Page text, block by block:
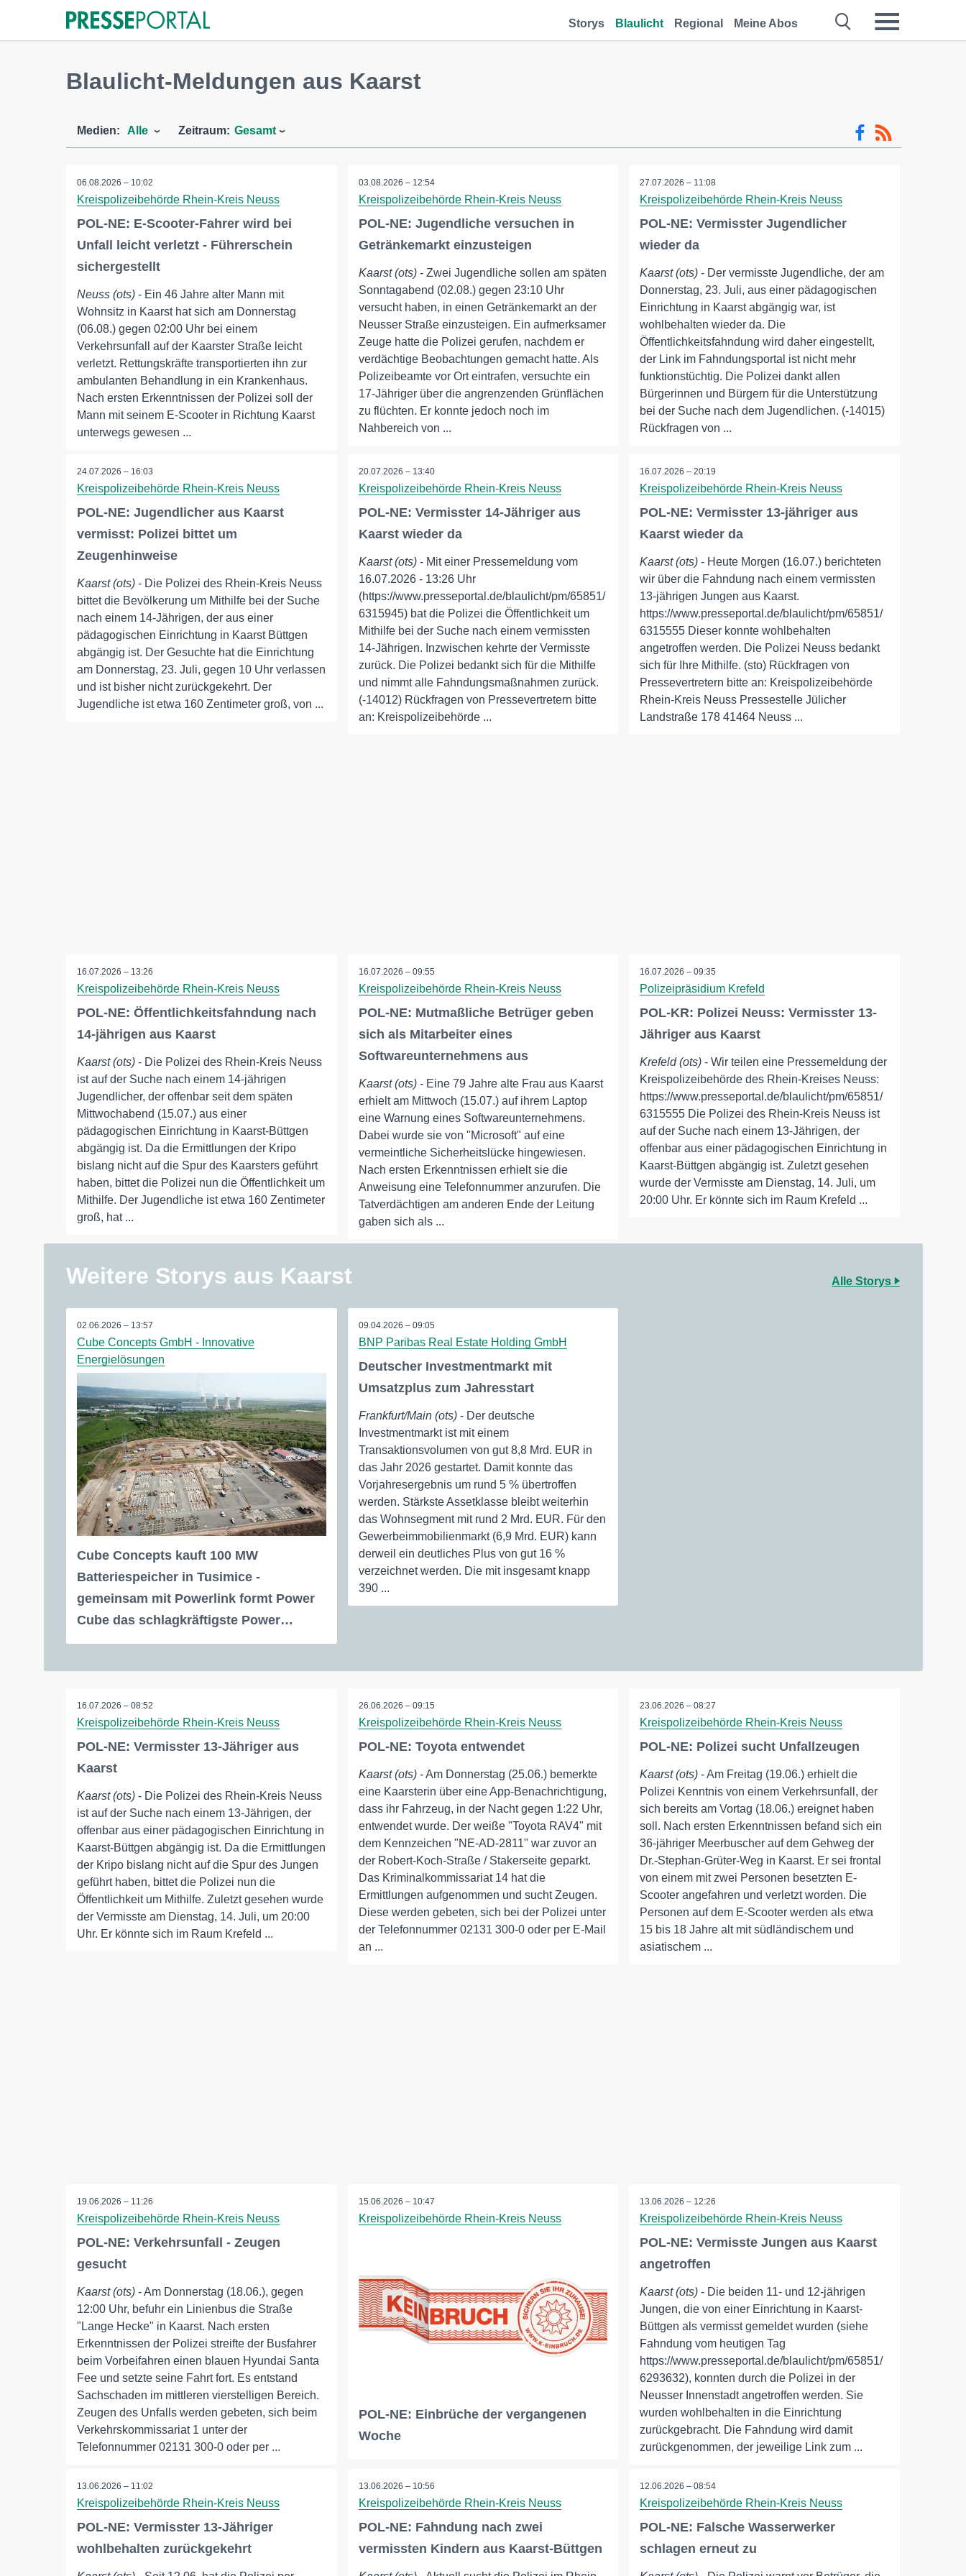
Storys Blaulicht Regional Meine Abos
Blaulicht-Meldungen aus Kaarst
Medien: Alle Zeitraum: Gesamt
06.08.2026 – 10:02
Kreispolizeibehörde Rhein-Kreis Neuss
POL-NE: E-Scooter-Fahrer wird bei
Unfall leicht verletzt - Führerschein
sichergestellt
Neuss (ots) - Ein 46 Jahre alter Mann mit
Wohnsitz in Kaarst hat sich am Donnerstag
(06.08.) gegen 02:00 Uhr bei einem
Verkehrsunfall auf der Kaarster Straße leicht
verletzt. Rettungskräfte transportierten ihn zur
ambulanten Behandlung in ein Krankenhaus.
Nach ersten Erkenntnissen der Polizei soll der
Mann mit seinem E-Scooter in Richtung Kaarst
unterwegs gewesen ...
03.08.2026 – 12:54
Kreispolizeibehörde Rhein-Kreis Neuss
POL-NE: Jugendliche versuchen in
Getränkemarkt einzusteigen
Kaarst (ots)- Zwei Jugendliche sollen am späten
Sonntagabend (02.08.) gegen 23:10 Uhr
versucht haben, in einen Getränkemarkt an der
Neusser Straße einzusteigen. Ein aufmerksamer
Zeuge hatte die Polizei gerufen, nachdem er
verdächtige Beobachtungen gemacht hatte. Als
Polizeibeamte vor Ort eintrafen, versuchte ein
17-Jähriger über die angrenzenden Grünflächen
zu flüchten. Er konnte jedoch noch im
Nahbereich von ...
27.07.2026 – 11:08
Kreispolizeibehörde Rhein-Kreis Neuss
POL-NE: Vermisster Jugendlicher
wieder da
Kaarst (ots) - Der vermisste Jugendliche, der am
Donnerstag, 23. Juli, aus einer pädagogischen
Einrichtung in Kaarst abgängig war, ist
wohlbehalten wieder da. Die
Öffentlichkeitsfahndung wird daher eingestellt,
der Link im Fahndungsportal ist nicht mehr
funktionstüchtig. Die Polizei dankt allen
Bürgerinnen und Bürgern für die Unterstützung
bei der Suche nach dem Jugendlichen. (-14015)
Rückfragen von ...
24.07.2026 – 16:03
Kreispolizeibehörde Rhein-Kreis Neuss
POL-NE: Jugendlicher aus Kaarst
vermisst: Polizei bittet um
Zeugenhinweise
Kaarst (ots) - Die Polizei des Rhein-Kreis Neuss
bittet die Bevölkerung um Mithilfe bei der Suche
nach einem 14-Jährigen, der aus einer
pädagogischen Einrichtung in Kaarst Büttgen
abgängig ist. Der Gesuchte hat die Einrichtung
am Donnerstag, 23. Juli, gegen 10 Uhr verlassen
und ist bisher nicht zurückgekehrt. Der
Jugendliche ist etwa 160 Zentimeter groß, von ...
20.07.2026 – 13:40
Kreispolizeibehörde Rhein-Kreis Neuss
POL-NE: Vermisster 14-Jähriger aus
Kaarst wieder da
Kaarst (ots)- Mit einer Pressemeldung vom
16.07.2026 - 13:26 Uhr
(https://www.presseportal.de/blaulicht/pm/65851/
6315945) bat die Polizei die Öffentlichkeit um
Mithilfe bei der Suche nach einem vermissten
14-Jährigen. Inzwischen kehrte der Vermisste
zurück. Die Polizei bedankt sich für die Mithilfe
und nimmt alle Fahndungsmaßnahmen zurück.
(-14012) Rückfragen von Pressevertretern bitte
an: Kreispolizeibehörde ...
16.07.2026 – 20:19
Kreispolizeibehörde Rhein-Kreis Neuss
POL-NE: Vermisster 13-jähriger aus
Kaarst wieder da
Kaarst (ots) - Heute Morgen (16.07.) berichteten
wir über die Fahndung nach einem vermissten
13-jährigen Jungen aus Kaarst.
https://www.presseportal.de/blaulicht/pm/65851/
6315555 Dieser konnte wohlbehalten
angetroffen werden. Die Polizei Neuss bedankt
sich für Ihre Mithilfe. (sto) Rückfragen von
Pressevertretern bitte an: Kreispolizeibehörde
Rhein-Kreis Neuss Pressestelle Jülicher
Landstraße 178 41464 Neuss ...
16.07.2026 – 13:26
Kreispolizeibehörde Rhein-Kreis Neuss
POL-NE: Öffentlichkeitsfahndung nach
14-jährigen aus Kaarst
Kaarst (ots) - Die Polizei des Rhein-Kreis Neuss
ist auf der Suche nach einem 14-jährigen
Jugendlicher, der offenbar seit dem späten
Mittwochabend (15.07.) aus einer
pädagogischen Einrichtung in Kaarst-Büttgen
abgängig ist. Da die Ermittlungen der Kripo
bislang nicht auf die Spur des Kaarsters geführt
haben, bittet die Polizei nun die Öffentlichkeit um
Mithilfe. Der Jugendliche ist etwa 160 Zentimeter
groß, hat ...
16.07.2026 – 09:55
Kreispolizeibehörde Rhein-Kreis Neuss
POL-NE: Mutmaßliche Betrüger geben
sich als Mitarbeiter eines
Softwareunternehmens aus
Kaarst (ots)- Eine 79 Jahre alte Frau aus Kaarst
erhielt am Mittwoch (15.07.) auf ihrem Laptop
eine Warnung eines Softwareunternehmens.
Dabei wurde sie von "Microsoft" auf eine
vermeintliche Sicherheitslücke hingewiesen.
Nach ersten Erkenntnissen erhielt sie die
Anweisung eine Telefonnummer anzurufen. Die
Tatverdächtigen am anderen Ende der Leitung
gaben sich als ...
16.07.2026 – 09:35
Polizeipräsidium Krefeld
POL-KR: Polizei Neuss: Vermisster 13-
Jähriger aus Kaarst
Krefeld (ots) - Wir teilen eine Pressemeldung der
Kreispolizeibehörde des Rhein-Kreises Neuss:
https://www.presseportal.de/blaulicht/pm/65851/
6315555 Die Polizei des Rhein-Kreis Neuss ist
auf der Suche nach einem 13-Jährigen, der
offenbar aus einer pädagogischen Einrichtung in
Kaarst-Büttgen abgängig ist. Zuletzt gesehen
wurde der Vermisste am Dienstag, 14. Juli, um
20:00 Uhr. Er könnte sich im Raum Krefeld ...
Weitere Storys aus Kaarst Alle Storys
02.06.2026 – 13:57
Cube Concepts GmbH - Innovative
Energielösungen
Cube Concepts kauft 100 MW
Batteriespeicher in Tusimice -
gemeinsam mit Powerlink formt Power
Cube das schlagkräftigste Power…
09.04.2026 – 09:05
BNP Paribas Real Estate Holding GmbH
Deutscher Investmentmarkt mit
Umsatzplus zum Jahresstart
Frankfurt/Main (ots)- Der deutsche
Investmentmarkt ist mit einem
Transaktionsvolumen von gut 8,8 Mrd. EUR in
das Jahr 2026 gestartet. Damit konnte das
Vorjahresergebnis um rund 5 % übertroffen
werden. Stärkste Assetklasse bleibt weiterhin
das Wohnsegment mit rund 2 Mrd. EUR. Für den
Gewerbeimmobilienmarkt (6,9 Mrd. EUR) kann
derweil ein deutliches Plus von gut 16 %
verzeichnet werden. Die mit insgesamt knapp
390 ...
16.07.2026 – 08:52
Kreispolizeibehörde Rhein-Kreis Neuss
POL-NE: Vermisster 13-Jähriger aus
Kaarst
Kaarst (ots) - Die Polizei des Rhein-Kreis Neuss
ist auf der Suche nach einem 13-Jährigen, der
offenbar aus einer pädagogischen Einrichtung in
Kaarst-Büttgen abgängig ist. Da die Ermittlungen
der Kripo bislang nicht auf die Spur des Jungen
geführt haben, bittet die Polizei nun die
Öffentlichkeit um Mithilfe. Zuletzt gesehen wurde
der Vermisste am Dienstag, 14. Juli, um 20:00
Uhr. Er könnte sich im Raum Krefeld ...
26.06.2026 – 09:15
Kreispolizeibehörde Rhein-Kreis Neuss
POL-NE: Toyota entwendet
Kaarst (ots)- Am Donnerstag (25.06.) bemerkte
eine Kaarsterin über eine App-Benachrichtigung,
dass ihr Fahrzeug, in der Nacht gegen 1:22 Uhr,
entwendet wurde. Der weiße "Toyota RAV4" mit
dem Kennzeichen "NE-AD-2811" war zuvor an
der Robert-Koch-Straße / Stakerseite geparkt.
Das Kriminalkommissariat 14 hat die
Ermittlungen aufgenommen und sucht Zeugen.
Diese werden gebeten, sich bei der Polizei unter
der Telefonnummer 02131 300-0 oder per E-Mail
an ...
23.06.2026 – 08:27
Kreispolizeibehörde Rhein-Kreis Neuss
POL-NE: Polizei sucht Unfallzeugen
Kaarst (ots) - Am Freitag (19.06.) erhielt die
Polizei Kenntnis von einem Verkehrsunfall, der
sich bereits am Vortag (18.06.) ereignet haben
soll. Nach ersten Erkenntnissen befand sich ein
36-jähriger Meerbuscher auf dem Gehweg der
Dr.-Stephan-Grüter-Weg in Kaarst. Er sei frontal
von einem mit zwei Personen besetzten E-
Scooter angefahren und verletzt worden. Die
Personen auf dem E-Scooter werden als etwa
15 bis 18 Jahre alt mit südländischem und
asiatischem ...
19.06.2026 – 11:26
Kreispolizeibehörde Rhein-Kreis Neuss
POL-NE: Verkehrsunfall - Zeugen
gesucht
Kaarst (ots) - Am Donnerstag (18.06.), gegen
12:00 Uhr, befuhr ein Linienbus die Straße
"Lange Hecke" in Kaarst. Nach ersten
Erkenntnissen der Polizei streifte der Busfahrer
beim Vorbeifahren einen blauen Hyundai Santa
Fee und setzte seine Fahrt fort. Es entstand
Sachschaden im mittleren vierstelligen Bereich.
Zeugen des Unfalls werden gebeten, sich beim
Verkehrskommissariat 1 unter der
Telefonnummer 02131 300-0 oder per ...
15.06.2026 – 10:47
Kreispolizeibehörde Rhein-Kreis Neuss
POL-NE: Einbrüche der vergangenen
Woche
13.06.2026 – 12:26
Kreispolizeibehörde Rhein-Kreis Neuss
POL-NE: Vermisste Jungen aus Kaarst
angetroffen
Kaarst (ots) - Die beiden 11- und 12-jährigen
Jungen, die von einer Einrichtung in Kaarst-
Büttgen als vermisst gemeldet wurden (siehe
Fahndung vom heutigen Tag
https://www.presseportal.de/blaulicht/pm/65851/
6293632), konnten durch die Polizei in der
Neusser Innenstadt angetroffen werden. Sie
wurden wohlbehalten in die Einrichtung
zurückgebracht. Die Fahndung wird damit
zurückgenommen, der jeweilige Link zum ...
13.06.2026 – 11:02
Kreispolizeibehörde Rhein-Kreis Neuss
POL-NE: Vermisster 13-Jähriger
wohlbehalten zurückgekehrt
13.06.2026 – 10:56
Kreispolizeibehörde Rhein-Kreis Neuss
POL-NE: Fahndung nach zwei
vermissten Kindern aus Kaarst-Büttgen
12.06.2026 – 08:54
Kreispolizeibehörde Rhein-Kreis Neuss
POL-NE: Falsche Wasserwerker
schlagen erneut zu